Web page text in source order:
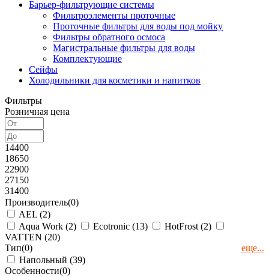
Барьер-фильтрующие системы
Фильтроэлементы проточные
Проточные фильтры для воды под мойку
Фильтры обратного осмоса
Магистральные фильтры для воды
Комплектующие
Сейфы
Холодильники для косметики и напитков
Фильтры
Розничная цена
14400
18650
22900
27150
31400
Производитель(0)
AEL (2)
Aqua Work (2) Ecotronic (13) HotFrost (2)
VATTEN (20)
еще...
Тип(0)
Напольный (39)
Особенности(0)